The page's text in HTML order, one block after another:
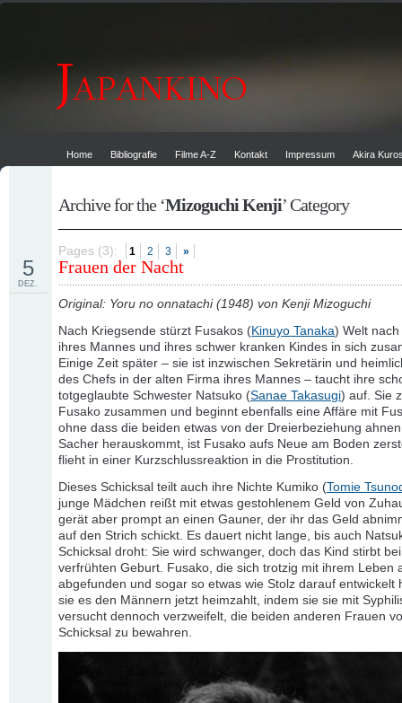
Home Bibliografie Filme A-Z Kontakt Impressum Akira
Archive for the ‘Mizoguchi Kenji’ Category
Pages (3): 1 2 3 »
Frauen der Nacht
5
DEZ.
Original: Yoru no onnatachi (1948) von Kenji Mizoguchi
Nach Kriegsende stürzt Fusakos (Kinuyo Tanaka) Welt nach
ihres Mannes und ihres schwer kranken Kindes in sich
Einige Zeit später – sie ist inzwischen Sekretärin und
des Chefs in der alten Firma ihres Mannes – taucht ihre
totgeglaubte Schwester Natsuko (Sanae Takasugi) auf. Sie
Fusako zusammen und beginnt ebenfalls eine Affäre mit
ohne dass die beiden etwas von der Dreierbeziehung
Sacher herauskommt, ist Fusako aufs Neue am Boden
flieht in einer Kurzschlussreaktion in die Prostitution.
Dieses Schicksal teilt auch ihre Nichte Kumiko (Tomie
junge Mädchen reißt mit etwas gestohlenem Geld von
gerät aber prompt an einen Gauner, der ihr das Geld
auf den Strich schickt. Es dauert nicht lange, bis auch
Schicksal droht: Sie wird schwanger, doch das Kind stirbt
verfrühten Geburt. Fusako, die sich trotzig mit ihrem Leben
abgefunden und sogar so etwas wie Stolz darauf entwickelt
sie es den Männern jetzt heimzahlt, indem sie sie mit
versucht dennoch verzweifelt, die beiden anderen Frauen
Schicksal zu bewahren.